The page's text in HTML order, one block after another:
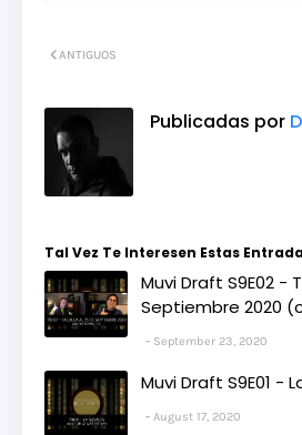
ANTIGUOS
Publicadas por
Tal Vez Te Interesen Estas
Muvi Draft S9E02 -
Septiembre 2020
September 23, 2020
Muvi Draft S9E01 -
August 17, 2020